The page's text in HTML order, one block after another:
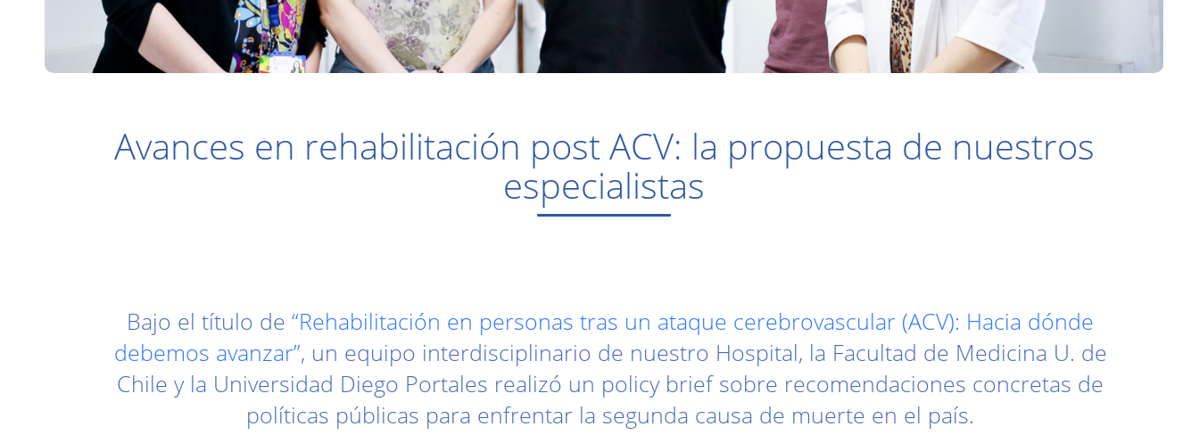
Avances en rehabilitación post ACV: la propuesta de nuestros
especialistas
Bajo el título de“Rehabilitación en personas tras un ataque cerebrovascular (ACV): Hacia dónde
debemos avanzar”, un equipo interdisciplinario de nuestro Hospital, la Facultad de Medicina U. de
Chile y la Universidad Diego Portales realizó un policy brief sobre recomendaciones concretas de
políticas públicas para enfrentar la segunda causa de muerte en el país.